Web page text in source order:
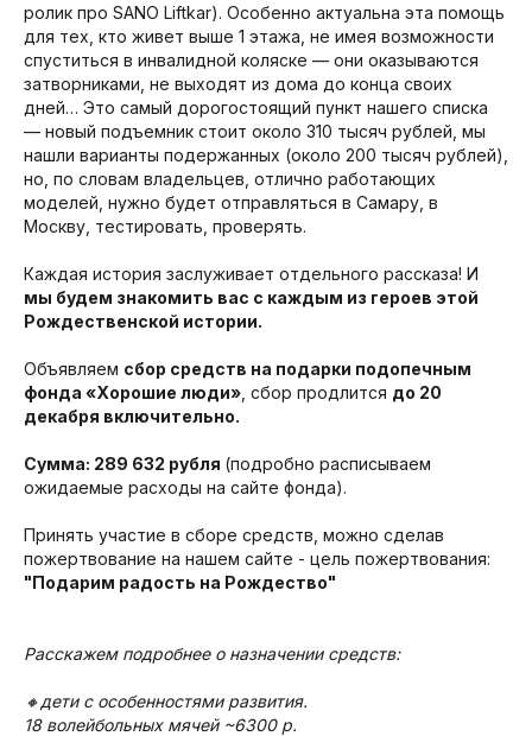
ролик про SANO Liftkar). Особенно актуальна эта помощь
для тех, кто живет выше 1 этажа, не имея возможности
спуститься в инвалидной коляске — они оказываются
затворниками, не выходят из дома до конца своих
дней… Это самый дорогостоящий пункт нашего списка
— новый подъемник стоит около 310 тысяч рублей, мы
нашли варианты подержанных (около 200 тысяч рублей),
но, по словам владельцев, отлично работающих
моделей, нужно будет отправляться в Самару, в
Москву, тестировать, проверять.
Каждая история заслуживает отдельного рассказа! И
мы будем знакомить вас с каждым из героев этой
Рождественской истории. ​
Объявляем сбор средств на подарки подопечным
фонда «Хорошие люди» , сбор продлится до 20
декабря включительно.​
Сумма: 289 632 рубля (подробно расписываем
ожидаемые расходы на сайте фонда).
Принять участие в сборе средств, можно сделав
пожертвование на нашем сайте - цель пожертвования:​
"Подарим радость на Рождество​"
Расскажем подробнее о назначении средств:
🔸дети с особенностями развития.
18 волейбольных мячей ~6300 р.